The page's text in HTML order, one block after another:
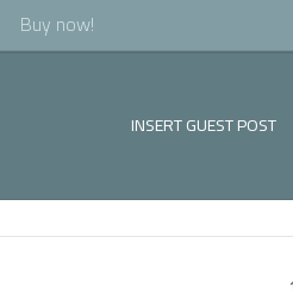
Buy now!
INSERT GUEST POST